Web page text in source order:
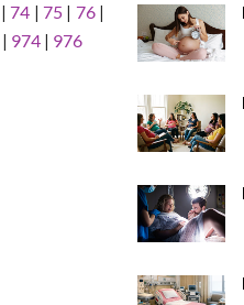
|74 |75 | 76|
| 974 | 976